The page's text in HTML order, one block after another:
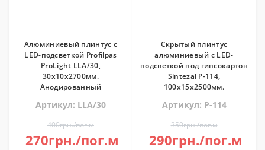
Алюминиевый плинтус c
LED-подсветкой Profilpas
ProLight LLA/30,
30х10х2700мм.
Анодированный
Артикул: LLA/30
400грн./пог.м
270грн./пог.м
Скрытый плинтус
алюминиевый с LED-
подсветкой под гипсокартон
Sintezal Р-114,
100х15х2500мм.
Артикул: P-114
350грн./пог.м
290грн./пог.м